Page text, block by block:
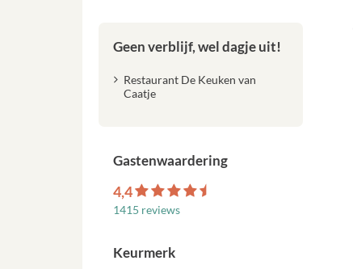
Geen verblijf, wel dagje uit!
Restaurant De Keuken van
Caatje
Gastenwaardering
4,4
1415 reviews
Keurmerk